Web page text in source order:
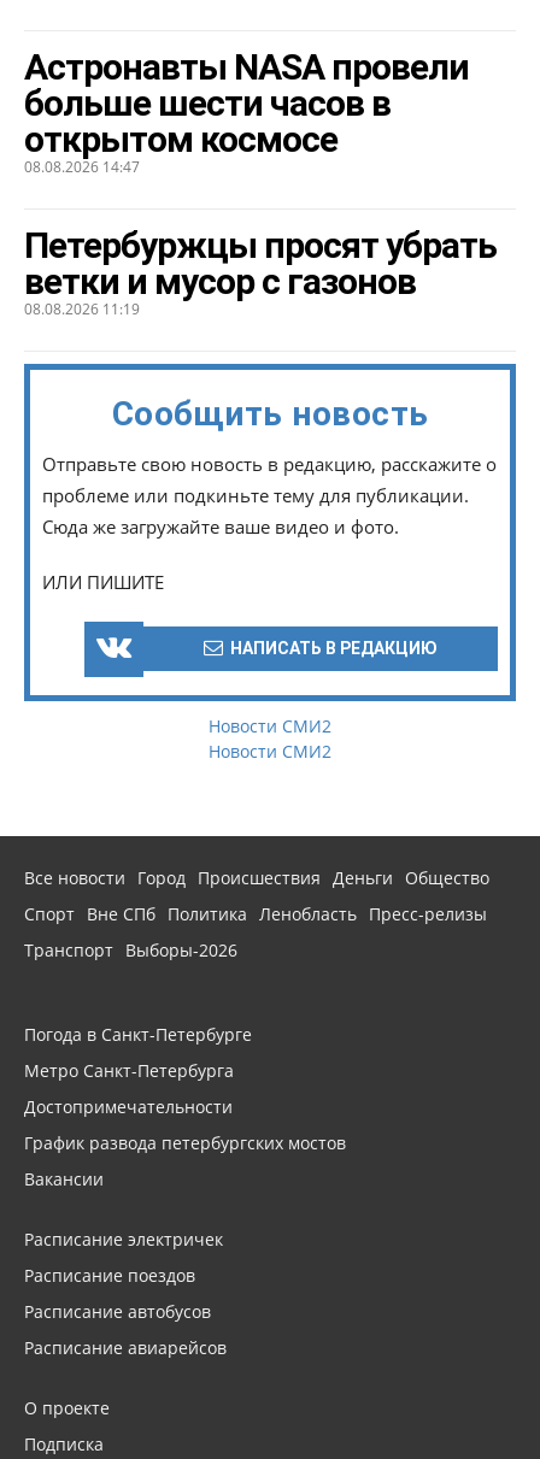
Астронавты NASA провели
больше шести часов в
открытом космосе
08.08.2026 14:47
Петербуржцы просят убрать
ветки и мусор с газонов
08.08.2026 11:19
Сообщить новость
Отправьте свою новость в редакцию, расскажите о
проблеме или подкиньте тему для публикации.
Сюда же загружайте ваше видео и фото.
ИЛИ ПИШИТЕ
НАПИСАТЬ В РЕДАКЦИЮ
Новости СМИ2
Новости СМИ2
Все новости Город Происшествия Деньги
Общество
Спорт Вне СПб Политика Ленобласть Пресс-релизы
Транспорт Выборы-2026
Погода в Санкт-Петербурге
Метро Санкт-Петербурга
Достопримечательности
График развода петербургских мостов
Вакансии
Расписание электричек
Расписание поездов
Расписание автобусов
Расписание авиарейсов
О проекте
Подписка